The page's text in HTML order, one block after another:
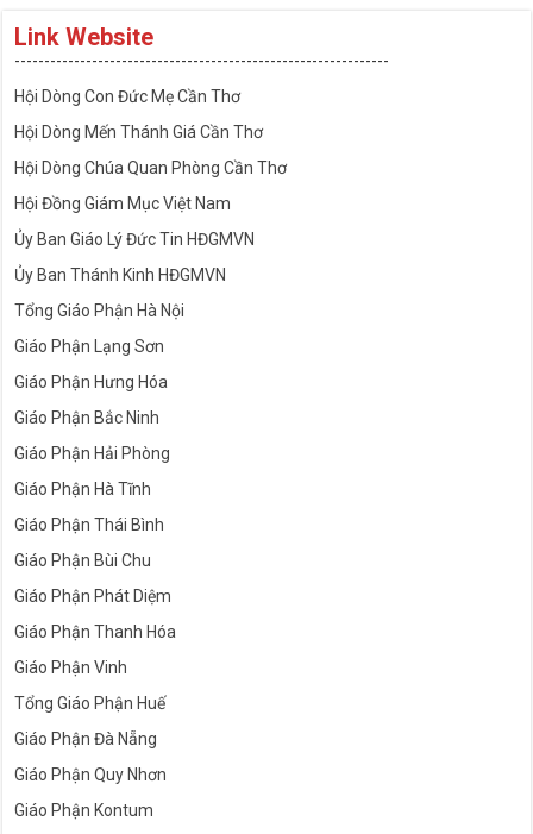
Link Website
---------------------------------------------------------------
Hội Dòng Con Đức Mẹ Cần Thơ
Hội Dòng Mến Thánh Giá Cần Thơ
Hội Dòng Chúa Quan Phòng Cần Thơ
Hội Đồng Giám Mục Việt Nam
Ủy Ban Giáo Lý Đức Tin HĐGMVN
Ủy Ban Thánh Kinh HĐGMVN
Tổng Giáo Phận Hà Nội
Giáo Phận Lạng Sơn
Giáo Phận Hưng Hóa
Giáo Phận Bắc Ninh
Giáo Phận Hải Phòng
Giáo Phận Hà Tĩnh
Giáo Phận Thái Bình
Giáo Phận Bùi Chu
Giáo Phận Phát Diệm
Giáo Phận Thanh Hóa
Giáo Phận Vinh
Tổng Giáo Phận Huế
Giáo Phận Đà Nẵng
Giáo Phận Quy Nhơn
Giáo Phận Kontum